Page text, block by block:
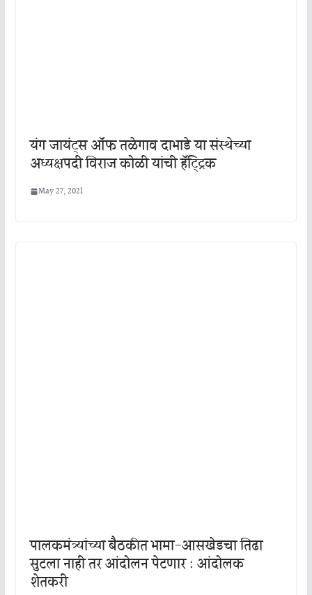
यंग जायंट्स ऑफ तळेगाव दाभाडे या संस्थेच्या
अध्यक्षपदी विराज कोळी यांची हॅट्ट्रिक
May 27, 2021
पालकमंत्र्यांच्या बैठकीत भामा-आसखेडचा तिढा
सुटला नाही तर आंदोलन पेटणार : आंदोलक
शेतकरी